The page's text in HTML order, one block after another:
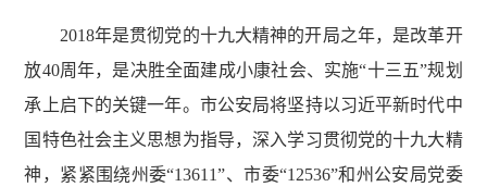
2018年是贯彻党的十九大精神的开局之年，是改革开
放40周年，是决胜全面建成小康社会、实施“十三五”规划
承上启下的关键一年。市公安局将坚持以习近平新时代中
国特色社会主义思想为指导，深入学习贯彻党的十九大精
神，紧紧围绕州委“13611”、市委“12536”和州公安局党委